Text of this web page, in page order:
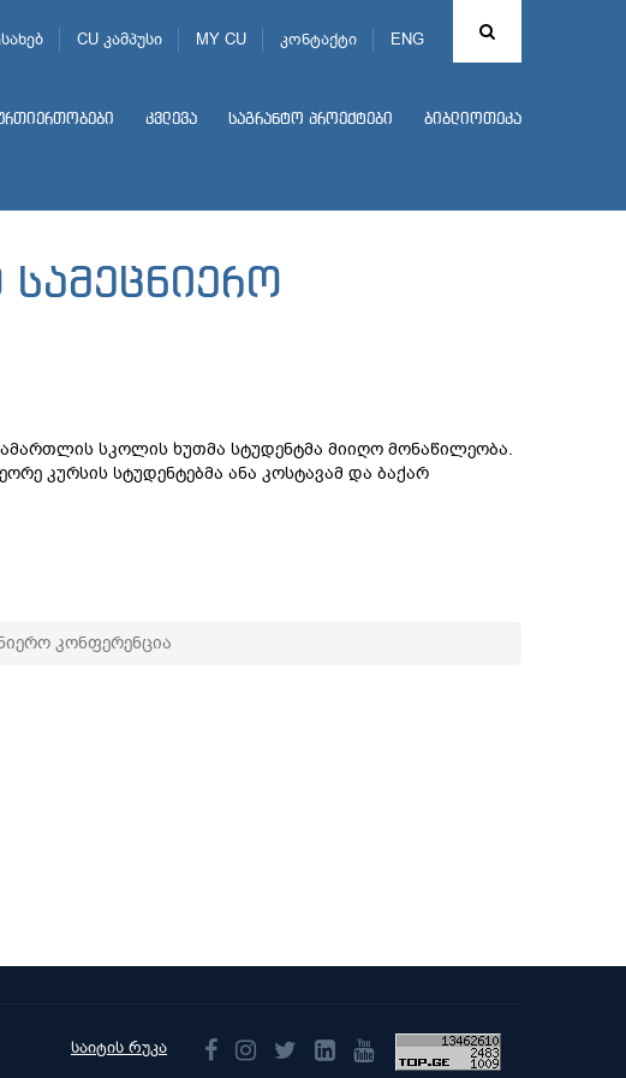
ENG
CU კამპუსი MY CU კონტაქტი
კვლევა საგრანტო პროექტები ბიბლიოთეკა
სკოლის ხუთმა სტუდენტმა მიიღო მონაწილეობა.
კურსის სტუდენტებმა ანა კოსტავამ და ბაქარ
კონფერენცია
საიტის რუკა